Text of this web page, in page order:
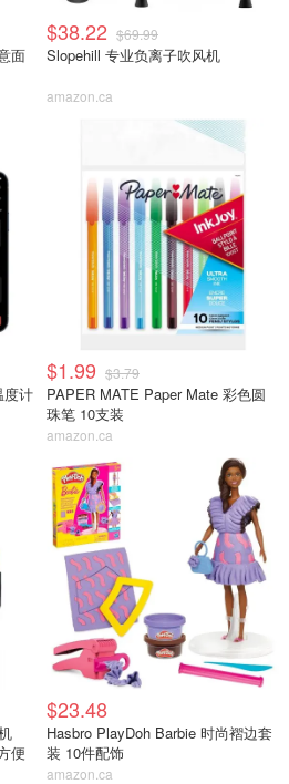
面
$38.22 $69.99
Slopehill 专业负离子吹风机
amazon.ca
度计
$1.99 $3.79
PAPER MATE Paper Mate 彩色圆
珠笔 10支装
amazon.ca
便
$23.48
Hasbro PlayDoh Barbie 时尚褶边套
装 10件配饰
amazon.ca